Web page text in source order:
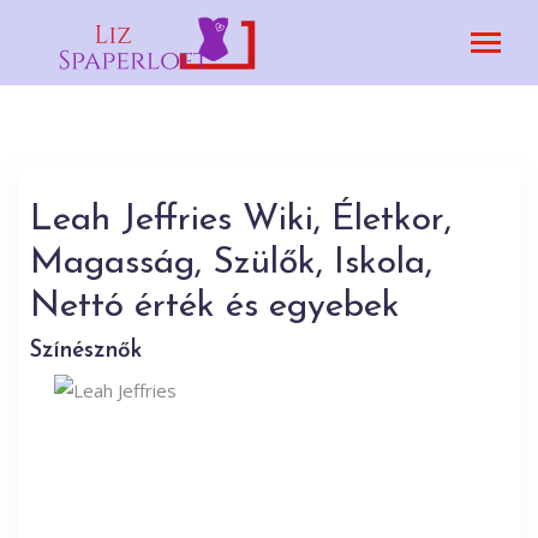
Leah Jeffries Wiki, Életkor,
Magasság, Szülők, Iskola,
Nettó érték és egyebek
Színésznők